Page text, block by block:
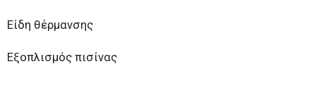
Είδη θέρμανσης
Εξοπλισμός πισίνας